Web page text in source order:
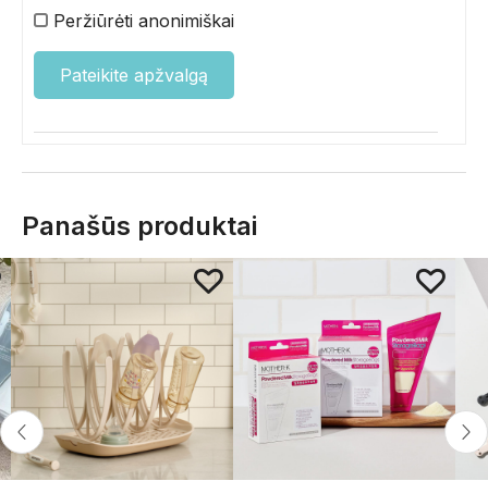
Peržiūrėti anonimiškai
Panašūs produktai